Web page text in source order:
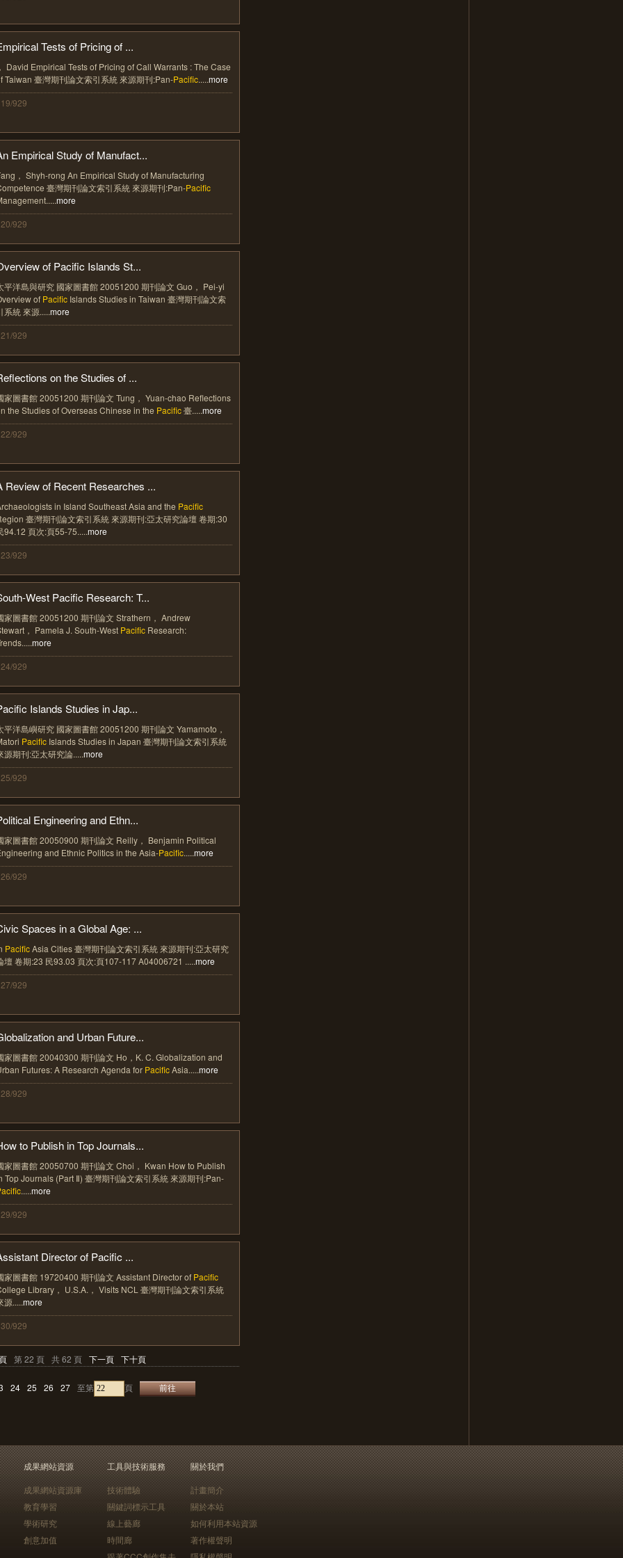
Tests of Pricing of ...
David Empirical Tests of Pricing of Call Warrants : The Case
Taiwan 臺灣期刊論文索引系統 來源期刊:Pan-Pacific.....more
929
Empirical Study of Manufact...
， Shyh-rong An Empirical Study of Manufacturing
臺灣期刊論文索引系統 來源期刊:Pan-Pacific
more
929
of Pacific Islands St...
平洋島與研究 國家圖書館 20051200 期刊論文 Guo， Pei-yi
of Pacific Islands Studies in Taiwan 臺灣期刊論文索
系統 來源.....more
929
on the Studies of ...
家圖書館 20051200 期刊論文 Tung， Yuan-chao Reflections
the Studies of Overseas Chinese in the Pacific臺.....more
929
Review of Recent Researches ...
in Island Southeast Asia and the Pacific
臺灣期刊論文索引系統 來源期刊:亞太研究論壇 卷期:30
94.12 頁次:頁55-75.....more
929
West Pacific Research: T...
家圖書館 20051200 期刊論文 Strathern， Andrew
， Pamela J. South-West Pacific Research:
more
929
Islands Studies in Jap...
平洋島嶼研究 國家圖書館 20051200 期刊論文 Yamamoto，
Pacific Islands Studies in Japan 臺灣期刊論文索引系統
源期刊:亞太研究論.....more
929
Engineering and Ethn...
家圖書館 20050900 期刊論文 Reilly， Benjamin Political
and Ethnic Politics in the Asia-Pacific.....more
929
Spaces in a Global Age: ...
PacificAsia Cities 臺灣期刊論文索引系統 來源期刊:亞太研究
壇 卷期:23 民93.03 頁次:頁107-117 A04006721 .....more
929
and Urban Future...
家圖書館 20040300 期刊論文 Ho，K. C. Globalization and
Futures: A Research Agenda for PacificAsia.....more
929
to Publish in Top Journals...
家圖書館 20050700 期刊論文 Choi， Kwan How to Publish
Top Journals (Part Ⅱ) 臺灣期刊論文索引系統 來源期刊:Pan-
.....more
929
Director of Pacific ...
家圖書館 19720400 期刊論文 Assistant Director of Pacific
Library， U.S.A.， Visits NCL 臺灣期刊論文索引系統
源.....more
929
第 22 頁 共 62 頁 下一頁 下十頁
24 25 26 27 至第 頁
成果網站資源
成果網站資源庫
教育學習
學術研究
創意加值
工具與技術服務
技術體驗
關鍵詞標示工具
線上藝廊
時間廊
關於我們
計畫簡介
關於本站
如何利用本站資源
著作權聲明